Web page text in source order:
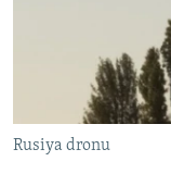
Rusiya dronu